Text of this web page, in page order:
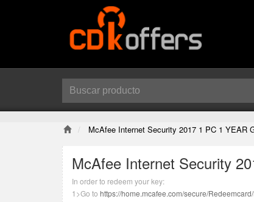
McAfee Internet Security 2017 1 PC 1 YEAR
McAfee Internet Security
In order to redeem your key:
1>Go to https://home.mcafee.com/secure/